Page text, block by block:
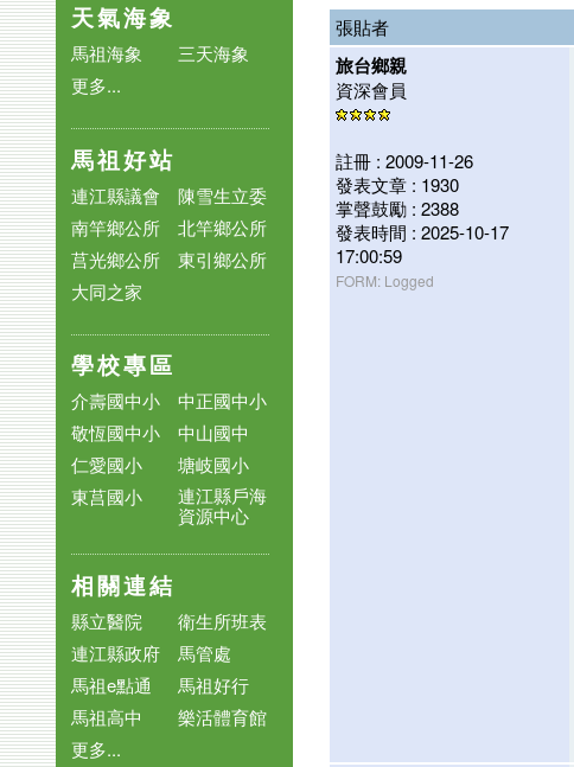
天氣海象
馬祖海象
三天海象
更多...
馬祖好站
連江縣議會
陳雪生立委
南竿鄉公所
北竿鄉公所
莒光鄉公所
東引鄉公所
大同之家
學校專區
介壽國中小
中正國中小
敬恆國中小
中山國中
仁愛國小
塘岐國小
東莒國小
連江縣戶海
資源中心
相關連結
縣立醫院
衛生所班表
連江縣政府
馬管處
馬祖e點通
馬祖好行
馬祖高中
樂活體育館
更多...
張貼者
旅台鄉親
資深會員
註冊 : 2009-11-26
發表文章 : 1930
掌聲鼓勵 : 2388
發表時間 : 2025-10-17
17:00:59
FORM: Logged